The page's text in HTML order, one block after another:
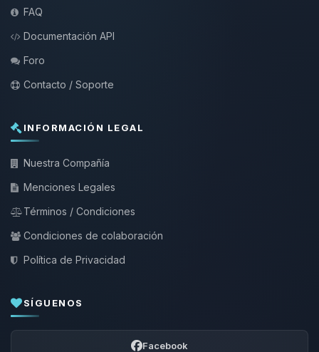
FAQ
Documentación API
Foro
Contacto / Soporte
INFORMACIÓN LEGAL
Nuestra Compañía
Menciones Legales
Términos / Condiciones
Condiciones de colaboración
Política de Privacidad
SÍGUENOS
Facebook